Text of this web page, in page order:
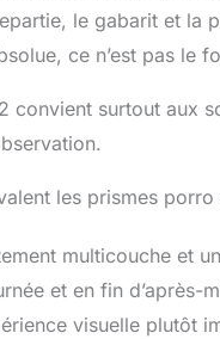
le gabarit et la
ce n’est pas le
convient surtout aux
les prismes
multicouche et
et en fin
visuelle